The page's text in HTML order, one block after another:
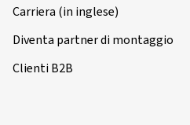
Carriera (in inglese)
Diventa partner di montaggio
Clienti B2B